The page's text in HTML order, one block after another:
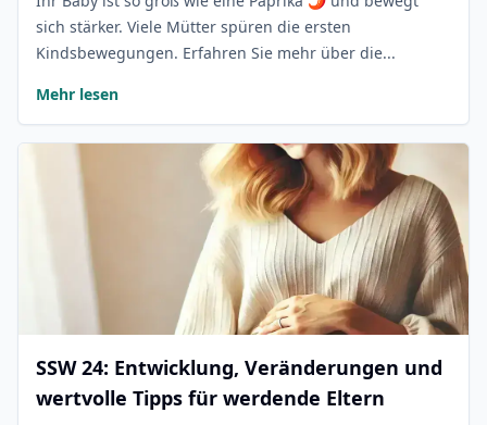
sich stärker. Viele Mütter spüren die ersten
Kindsbewegungen. Erfahren Sie mehr über die...
Mehr lesen
SSW 24: Entwicklung, Veränderungen und
wertvolle Tipps für werdende Eltern